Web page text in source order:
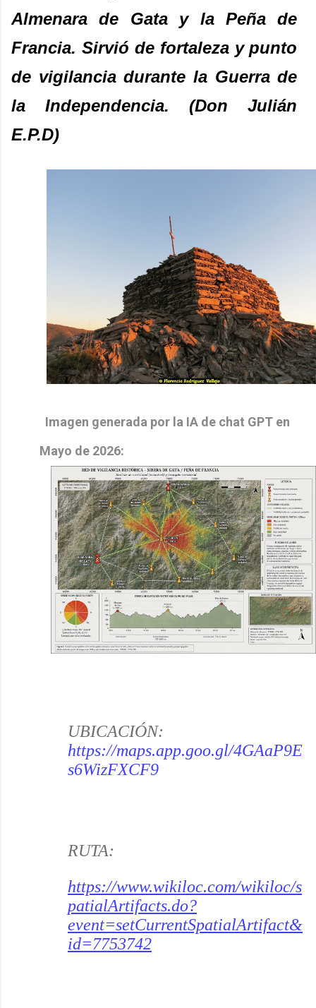
Almenara de Gata y la Peña de
Francia. Sirvió de fortaleza y punto
de vigilancia durante la Guerra de
la Independencia. (Don Julián
E.P.D)
Imagen generada por la IA de chat GPT en
Mayo de 2026:
UBICACIÓN:
https://maps.app.goo.gl/4GAaP9E
s6WizFXCF9
RUTA:
https://www.wikiloc.com/wikiloc/s
patialArtifacts.do?
event=setCurrentSpatialArtifact&
id=7753742